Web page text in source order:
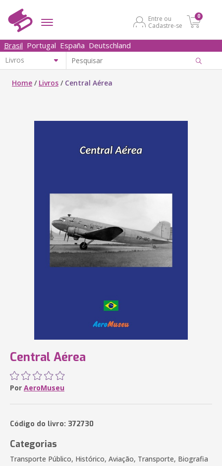
Entre ou
Cadastre-se
0
Brasil Portugal España Deutschland
Home / Livros / Central Aérea
Central Aérea
Por AeroMuseu
Código do livro: 372730
Categorias
Transporte Público, Histórico, Aviação, Transporte, Biografia